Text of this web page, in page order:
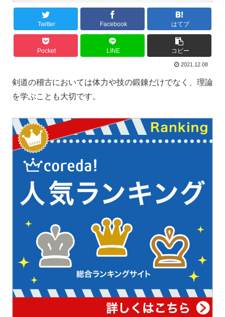
Twitter Facebook はてブ
Pocket LINE コピー
2021.12.08
剣道の稽古においては体力や技の鍛錬だけでなく、理論
を学ぶことも大切です。